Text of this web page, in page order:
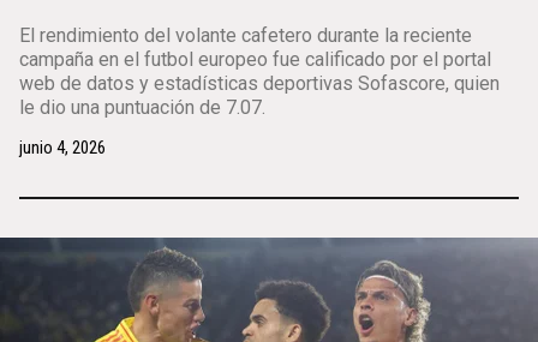
El rendimiento del volante cafetero durante la reciente
campaña en el futbol europeo fue calificado por el portal
web de datos y estadísticas deportivas Sofascore, quien
le dio una puntuación de 7.07.
junio 4, 2026